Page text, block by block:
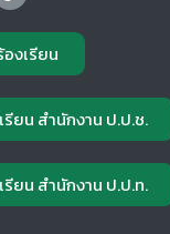
งเรียน
รียน สำนักงาน ป.ป.ช.
รียน สำนักงาน ป.ป.ท.